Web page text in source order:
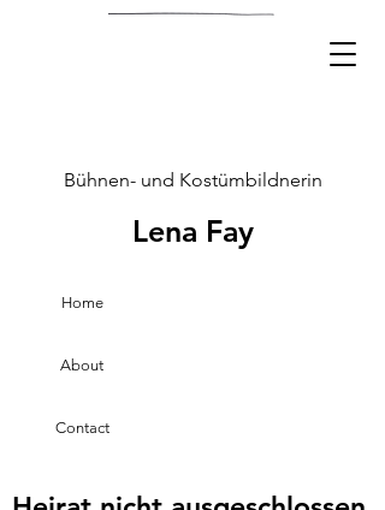
Lena Fay
Bühnen- und Kostümbildnerin
About
Contact
Home